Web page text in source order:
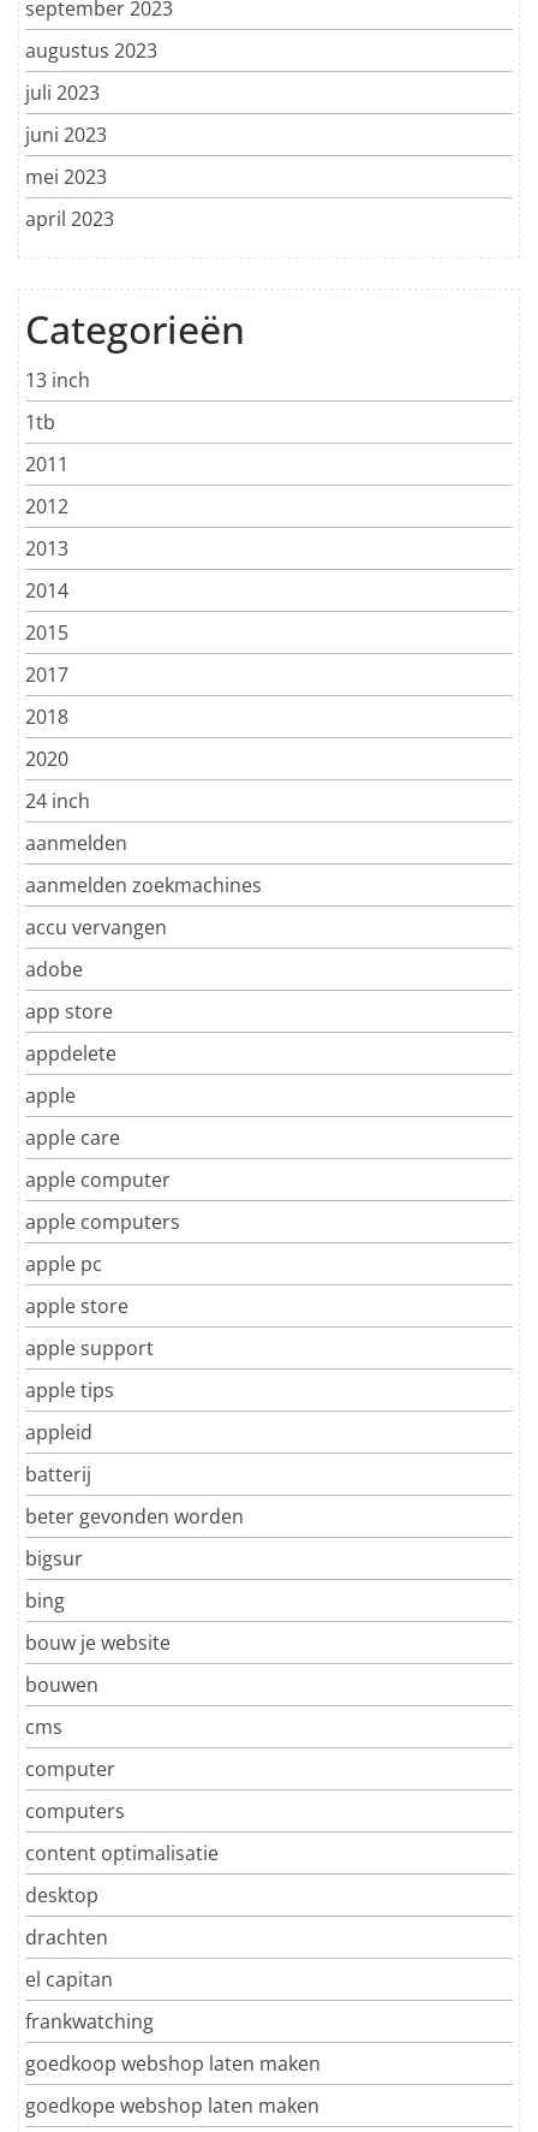
september 2023
augustus 2023
juli 2023
juni 2023
mei 2023
april 2023
Categorieën
13 inch
1tb
2011
2012
2013
2014
2015
2017
2018
2020
24 inch
aanmelden
aanmelden zoekmachines
accu vervangen
adobe
app store
appdelete
apple
apple care
apple computer
apple computers
apple pc
apple store
apple support
apple tips
appleid
batterij
beter gevonden worden
bigsur
bing
bouw je website
bouwen
cms
computer
computers
content optimalisatie
desktop
drachten
el capitan
frankwatching
goedkoop webshop laten maken
goedkope webshop laten maken